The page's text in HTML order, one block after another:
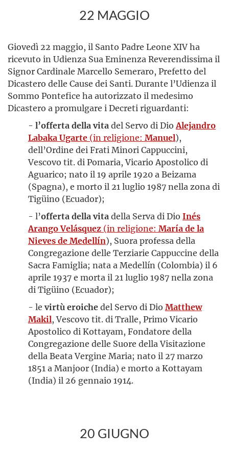
22 MAGGIO
Giovedì 22 maggio, il Santo Padre Leone XIV ha
ricevuto in Udienza Sua Eminenza Reverendissima il
Signor Cardinale Marcello Semeraro, Prefetto del
Dicastero delle Cause dei Santi. Durante l’Udienza il
Sommo Pontefice ha autorizzato il medesimo
Dicastero a promulgare i Decreti riguardanti:
- l’offerta della vita del Servo di Dio Alejandro
Labaka Ugarte (in religione: Manuel),
dell’Ordine dei Frati Minori Cappuccini,
Vescovo tit. di Pomaria, Vicario Apostolico di
Aguarico; nato il 19 aprile 1920 a Beizama
(Spagna), e morto il 21 luglio 1987 nella zona di
Tigüino (Ecuador);
- l’offerta della vita della Serva di Dio Inés
Arango Velásquez (in religione: María de la
Nieves de Medellín), Suora professa della
Congregazione delle Terziarie Cappuccine della
Sacra Famiglia; nata a Medellín (Colombia) il 6
aprile 1937 e morta il 21 luglio 1987 nella zona
di Tigüino (Ecuador);
- le virtù eroichedel Servo di Dio Matthew
Makil, Vescovo tit. di Tralle, Primo Vicario
Apostolico di Kottayam, Fondatore della
Congregazione delle Suore della Visitazione
della Beata Vergine Maria; nato il 27 marzo
1851 a Manjoor (India) e morto a Kottayam
(India) il 26 gennaio 1914.
20 GIUGNO